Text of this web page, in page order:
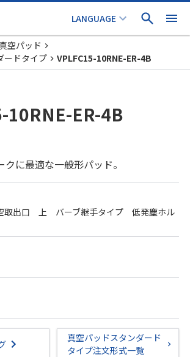
空パッド
ードタイプ
VPLFC15-10RNE-ER-4B
10RNE-ER-4B
に最適な一般形パッド。
取出口 上 バーブ継手タイプ 低発塵ホル
真空パッドスタンダード
タイプ注文形式一覧